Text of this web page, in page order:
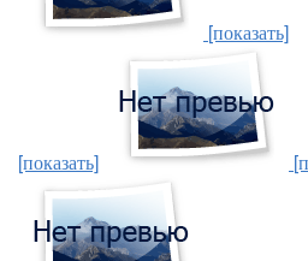
[показать]
[показать]